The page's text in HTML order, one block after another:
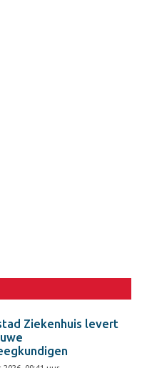
Ziekenhuis levert